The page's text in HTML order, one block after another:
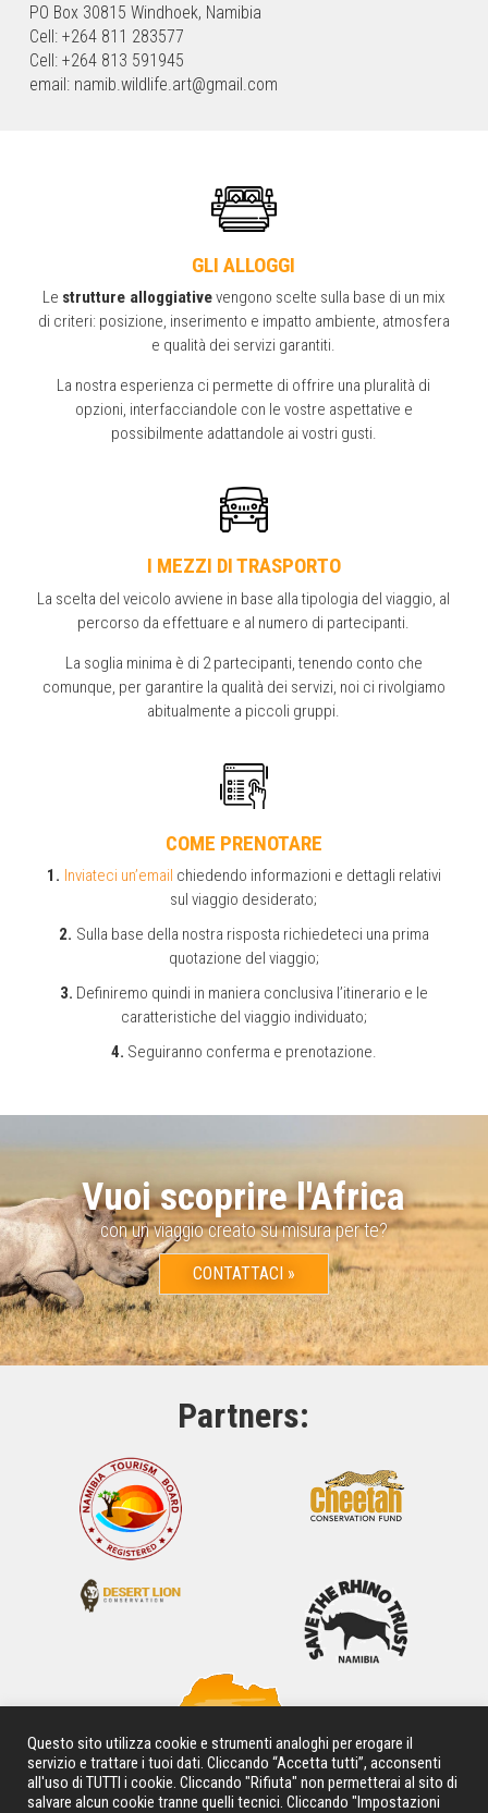
PO Box 30815 Windhoek, Namibia
Cell: +264 811 283577
Cell: +264 813 591945
email: namib.wildlife.art@gmail.com
GLI ALLOGGI
Le strutture alloggiativevengono scelte sulla base di un mix
di criteri: posizione, inserimento e impatto ambiente, atmosfera
e qualità dei servizi garantiti.
La nostra esperienza ci permette di offrire una pluralità di
opzioni, interfacciandole con le vostre aspettative e
possibilmente adattandole ai vostri gusti.
I MEZZI DI TRASPORTO
La scelta del veicolo avviene in base alla tipologia del viaggio, al
percorso da effettuare e al numero di partecipanti.
La soglia minima è di 2 partecipanti, tenendo conto che
comunque, per garantire la qualità dei servizi, noi ci rivolgiamo
abitualmente a piccoli gruppi.
COME PRENOTARE
Inviateci un’email chiedendo informazioni e dettagli relativi
sul viaggio desiderato;
Sulla base della nostra risposta richiedeteci una prima
quotazione del viaggio;
Definiremo quindi in maniera conclusiva l’itinerario e le
caratteristiche del viaggio individuato;
Seguiranno conferma e prenotazione.
Vuoi scoprire l'Africa
con un viaggio creato su misura per te?
CONTATTACI »
Partners:
Africa NaturFoto & Safaris
DIVALENTINO MORGANTEEJACQUELINE DE MONTE
Questo sito utilizza cookie e strumenti analoghi per erogare il
servizio e trattare i tuoi dati. Cliccando “Accetta tutti”, acconsenti
all'uso di TUTTI i cookie. Cliccando "Rifiuta" non permetterai al sito di
salvare alcun cookie tranne quelli tecnici. Cliccando "Impostazioni